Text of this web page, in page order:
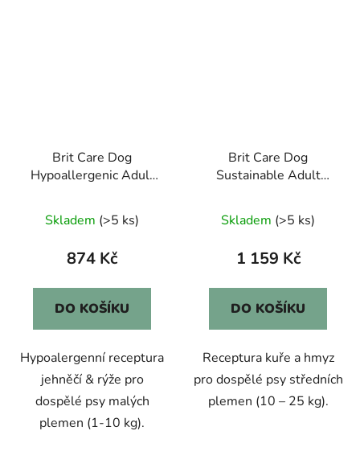
Brit Care Dog
Hypoallergenic Adult
Skladem (>5 ks)
874 Kč
DO KOŠÍKU
Hypoalergenní receptura
jehněčí & rýže pro
dospělé psy malých
plemen (1-10 kg).
Brit Care Dog
Sustainable Adult
Skladem (>5 ks)
1 159 Kč
DO KOŠÍKU
Receptura kuře a hmyz
pro dospělé psy středních
plemen (10 – 25 kg).